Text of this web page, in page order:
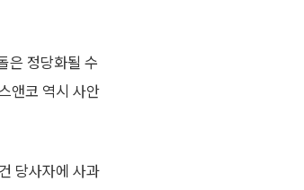
은 정당화될 수
앤코 역시 사안
당사자에 사과